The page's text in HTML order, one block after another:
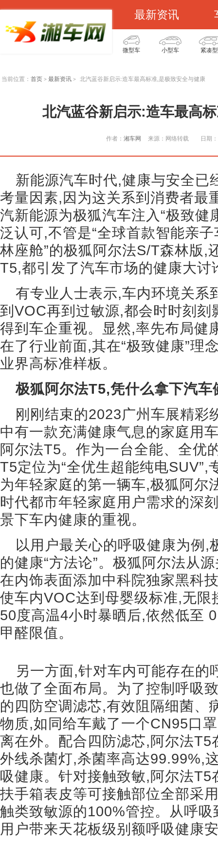
最新资讯
微型车 小型车 紧凑型
当前位置： 首页 > 最新资讯 > 北汽蓝谷新启示:造车最高标准,是极致安全与健康
北汽蓝谷新启示:造车最高
作者： 湘车网 来源：网络转载 日期
新能源汽车时代,健康与安全已
考量因素,因为这关系到消费者最
汽新能源为极狐汽车注入“极致健
泛认可,不管是“全球首款智能亲
林座舱”的极狐阿尔法S/T森林版,
T5,都引发了汽车市场的健康大讨
有专业人士表示,车内环境关系
到VOC再到过敏源,都会时时刻
得到车企重视。显然,率先布局健
在了行业前面,其在“极致健康”理
业界高标准样板。
极狐阿尔法T5,凭什么拿下汽
刚刚结束的2023广州车展精彩
中有一款充满健康气息的家庭用
阿尔法T5。作为一台全能、全优
T5定位为“全优生超能纯电SUV”,
为年轻家庭的第一辆车,极狐阿尔
时代都市年轻家庭用户需求的深
景下车内健康的重视。
以用户最关心的呼吸健康为例
的健康“方法论”。极狐阿尔法从
在内饰表面添加中科院独家黑科
使车内VOC达到母婴级标准,无
50度高温4小时暴晒后,依然低至
甲醛限值。
另一方面,针对车内可能存在的
也做了全面布局。为了控制呼吸
的四防空调滤芯,有效阻隔细菌、
物质,如同给车戴了一个CN95口
离在外。配合四防滤芯,阿尔法
外线杀菌灯,杀菌率高达99.99%,
吸健康。针对接触致敏,阿尔法
扶手箱表皮等可接触部位全部采
触类致敏源的100%管控。从呼
用户带来天花板级别额呼吸健康